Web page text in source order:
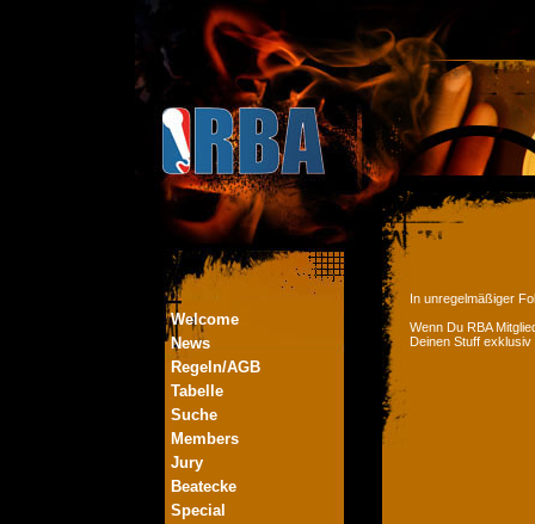
Welcome
News
Regeln/AGB
Tabelle
Suche
Members
Jury
Beatecke
Special
In unregelmäßiger
Wenn Du RBA
Deinen Stuff